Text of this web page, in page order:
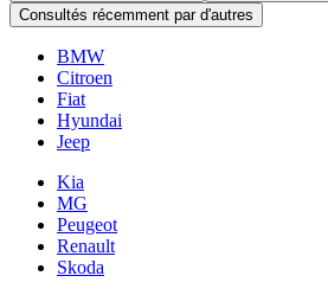
Consultés récemment par d'autres
BMW
Citroen
Fiat
Hyundai
Jeep
Kia
MG
Peugeot
Renault
Skoda